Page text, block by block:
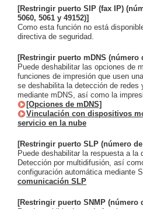
[Restringir puerto SIP (fax IP)
5060, 5061 y 49152)]
Como esta función no está
directiva de seguridad.
[Restringir puerto mDNS (número
Puede deshabilitar las opciones de
funciones de impresión que usen
se deshabilita la detección de redes
mediante mDNS, así como la
[Opciones de mDNS]
Vinculación con dispositivos
servicio en la nube
[Restringir puerto SLP (número
Puede deshabilitar la respuesta a la
Detección por multidifusión, así
configuración automática mediante
comunicación SLP
[Restringir puerto SNMP (número